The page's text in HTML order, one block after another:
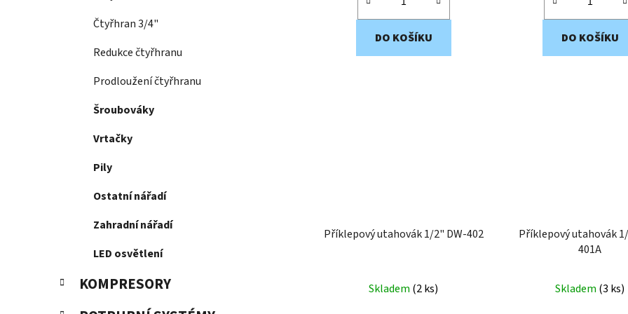
Čtyřhran 3/4"
Redukce čtyřhranu
Prodloužení čtyřhranu
Šroubováky
Vrtačky
Pily
Ostatní nářadí
Zahradní nářadí
LED osvětlení
KOMPRESORY
DO KOŠÍKU DO KOŠÍKU
Příklepový utahovák 1/2" DW-402
Skladem (2 ks)
Příklepový utahovák
401A
Skladem (3 ks)